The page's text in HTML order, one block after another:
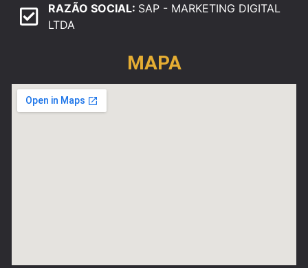
RAZÃO SOCIAL: SAP - MARKETING DIGITAL
LTDA
MAPA